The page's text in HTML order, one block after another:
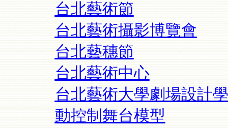
台北藝術節
台北藝術攝影博覽會
台北藝穗節
台北藝術中心
台北藝術大學劇場設計
動控制舞台模型